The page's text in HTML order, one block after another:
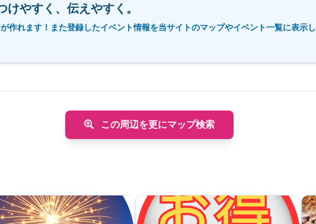
けやすく、伝えやすく。
作れます！また登録したイベント情報を当サイトのマップやイベント一覧に表示し
この周辺を更にマップ検索